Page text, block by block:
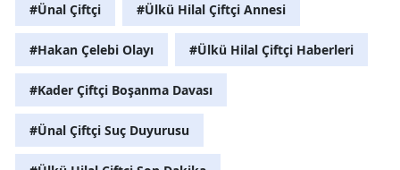
#Ünal Çiftçi #Ülkü Hilal Çiftçi Annesi
#Hakan Çelebi Olayı #Ülkü Hilal Çiftçi Haberleri
#Kader Çiftçi Boşanma Davası
#Ünal Çiftçi Suç Duyurusu